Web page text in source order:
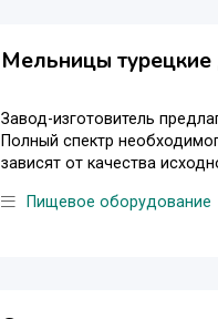
Мельницы
Завод-изготовитель
Полный спектр
зависят от качества
Пищевое оборудование